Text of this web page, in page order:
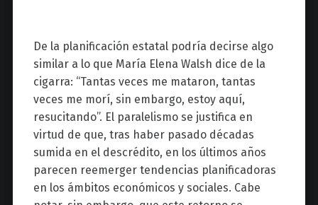
De la planificación estatal podría decirse algo
similar a lo que María Elena Walsh dice de la
cigarra: “Tantas veces me mataron, tantas
veces me morí, sin embargo, estoy aquí,
resucitando”. El paralelismo se justifica en
virtud de que, tras haber pasado décadas
sumida en el descrédito, en los últimos años
parecen reemerger tendencias planificadoras
en los ámbitos económicos y sociales. Cabe